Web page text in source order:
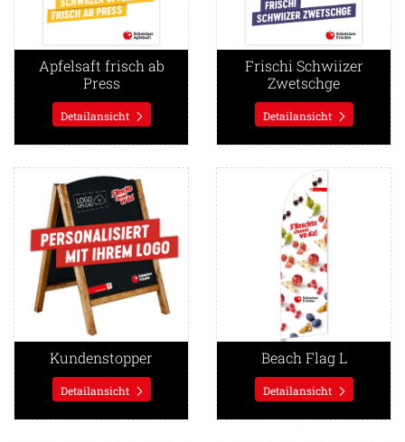
Apfelsaft frisch ab
Press
Detailansicht
Frischi Schwiizer
Zwetschge
Detailansicht
Kundenstopper
Detailansicht
Detailansicht Kundenstopper
Beach Flag L
Detailansicht
Detailansicht Beach Flag L